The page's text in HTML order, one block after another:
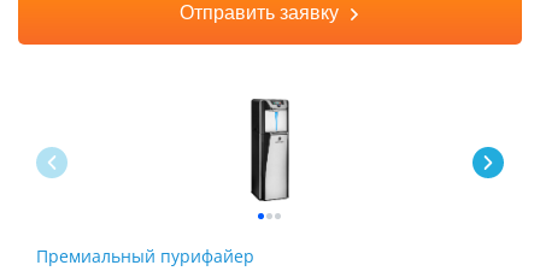
Отправить заявку
Премиальный пурифайер